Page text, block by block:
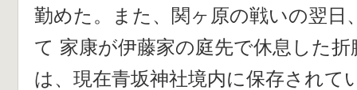
勤めた。また、関ヶ原の戦いの翌日
て 家康が伊藤家の庭先で休息した
は、現在青坂神社境内に保存されて